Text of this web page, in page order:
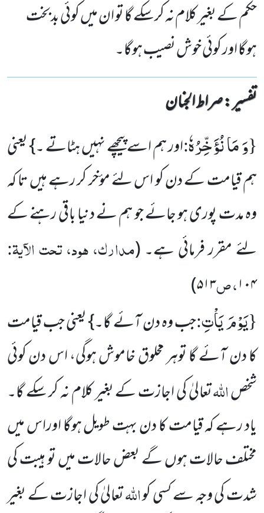
حکم کے بغیر کلام نہ کرسکے گا تو ان میں کوئی بدبخت
ہوگا اور کوئی خوش نصیب ہوگا۔
تفسیر : ‎صراط الجنان
{وَ مَا نُؤَخِّرُهٗ:اور ہم اسے پیچھے نہیں ہٹاتے ۔} یعنی
ہم قیامت کے دن کو اس لئے مؤخر کر رہے ہیں تا کہ
وہ مدت پوری ہو جائے جو ہم نے دنیا باقی رہنے کے
لئے مقرر فرمائی ہے۔(مدارک، ہود، تحت الآیۃ:
۱۰۴، ص۵۱۳)
{یَوْمَ یَاْتِ:جب وہ دن آئے گا۔} یعنی جب قیامت
کا دن آئے گا توہر مخلوق خاموش ہوگی، اس دن کوئی
شخصاللہتعالیٰ کی اجازت کے بغیر کلام نہ کر سکے گا۔
یاد رہے کہ قیامت کا دن بہت طویل ہوگا اوراس میں
مختلف حالات ہوں گے بعض حالات میں تو ہیبت کی
شدت کی وجہ سے کسی کواللہتعالیٰ کی اجازت کے بغیر